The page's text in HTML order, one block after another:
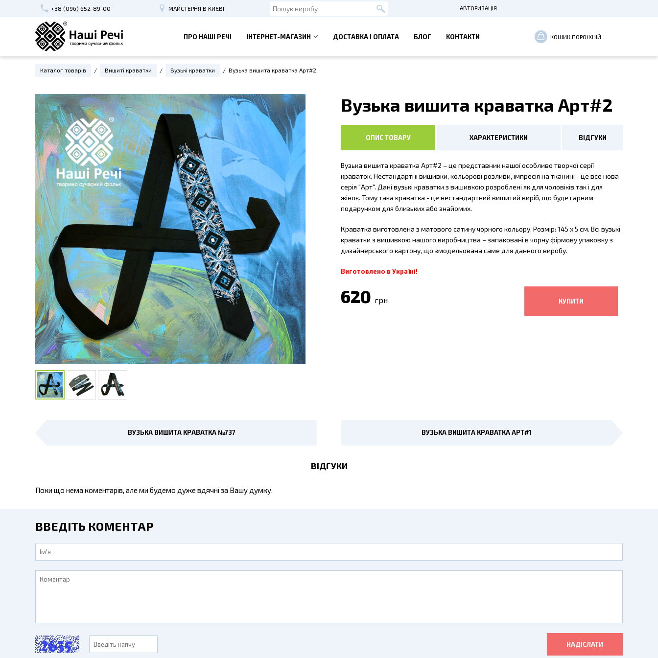
+38 (096) 652-89-00 МАЙСТЕРНЯ В КИЄВІ АВТОРИЗАЦІЯ
РЕЄСТРАЦІЯ КОШИК ПОРОЖНІЙ
ПРО НАШІ РЕЧІ ІНТЕРНЕТ-МАГАЗИН
Класичні краватки
Вузькі краватки
Краватки Україна
Дитячі краватки
Підліткові краватки
Вишиті метелики
Краватка з запонками
ЖІНОЧІ АКСЕСУАРИ
Вишиті прикраси
Косметички вишиті
Вишиті пояси
Резинки для волосся
Обручі для волосся
ВИШИТІ ФУТБОЛКИ
НАШИЙНИКИ З ВИШИВКОЮ
ДОСТАВКА І ОПЛАТА БЛОГ КОНТАКТИ
Каталог товарів Вишиті краватки Вузькі краватки Вузька вишита краватка Арт#2
Вузька вишита краватка Арт#2
ОПИС ТОВАРУ ХАРАКТЕРИСТИКИ ВІДГУКИ
Вузька вишита краватка Арт#2 – це представник нашої особливо творчої серії
краваток. Нестандартні вишивки, кольорові розливи, імпресія на тканині - це все нова
серія "Арт". Дані вузькі краватки з вишивкою розроблені як для чоловіків так і для
жінок. Тому така краватка - це нестандартний вишитий виріб, що буде гарним
подарунком для близьких або знайомих.
Краватка виготовлена з матового сатину чорного кольору. Розмір: 145 х 5 см. Всі вузькі
краватки з вишивкою нашого виробництва – запаковані в чорну фірмову упаковку з
дизайнерського картону, що змодельована саме для данного виробу.
Виготовлено в Україні!
620 грн
ВУЗЬКА ВИШИТА КРАВАТКА №737 ВУЗЬКА ВИШИТА КРАВАТКА АРТ#1
ВІДГУКИ
Поки що нема коментарів, але ми будемо дуже вдячні за Вашу думку.
ВВЕДІТЬ КОМЕНТАР